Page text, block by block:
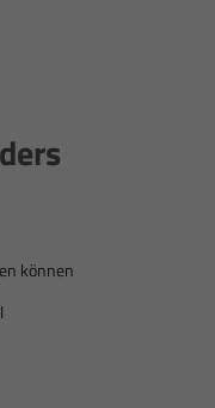
können